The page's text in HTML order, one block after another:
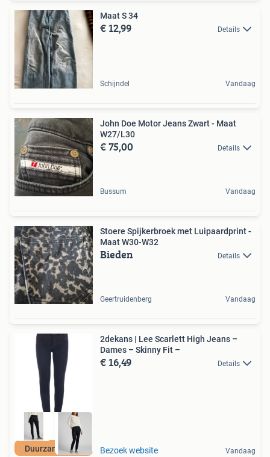
Maat S 34
€ 12,99 Details
Schijndel Vandaag
John Doe Motor Jeans Zwart - Maat
W27/L30
€ 75,00 Details
Bussum Vandaag
Stoere Spijkerbroek met Luipaardprint -
Maat W30-W32
Bieden Details
Geertruidenberg Vandaag
Duurzame Deal
2dekans | Lee Scarlett High Jeans –
Dames – Skinny Fit –
€ 16,49 Details
Bezoek website Vandaag